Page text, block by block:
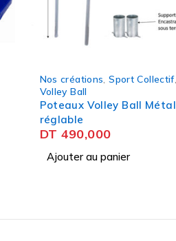
Nos créations ,Sport Collectif,
Volley Ball
Poteaux Volley Ball Métal
réglable
DT 490,000
Ajouter au panier